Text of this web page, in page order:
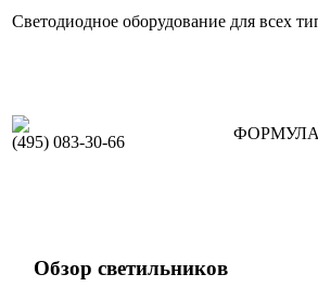
Светодиодное оборудование для всех
(495) 083-30-66
Обзор светильников